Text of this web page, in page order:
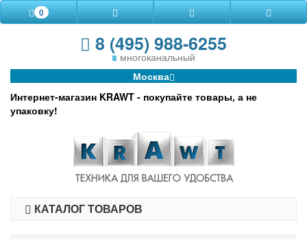
0
8 (495) 988-6255
многоканальный
Москва
Интернет-магазин KRAWT - покупайте товары, а не
упаковку!
КАТАЛОГ ТОВАРОВ